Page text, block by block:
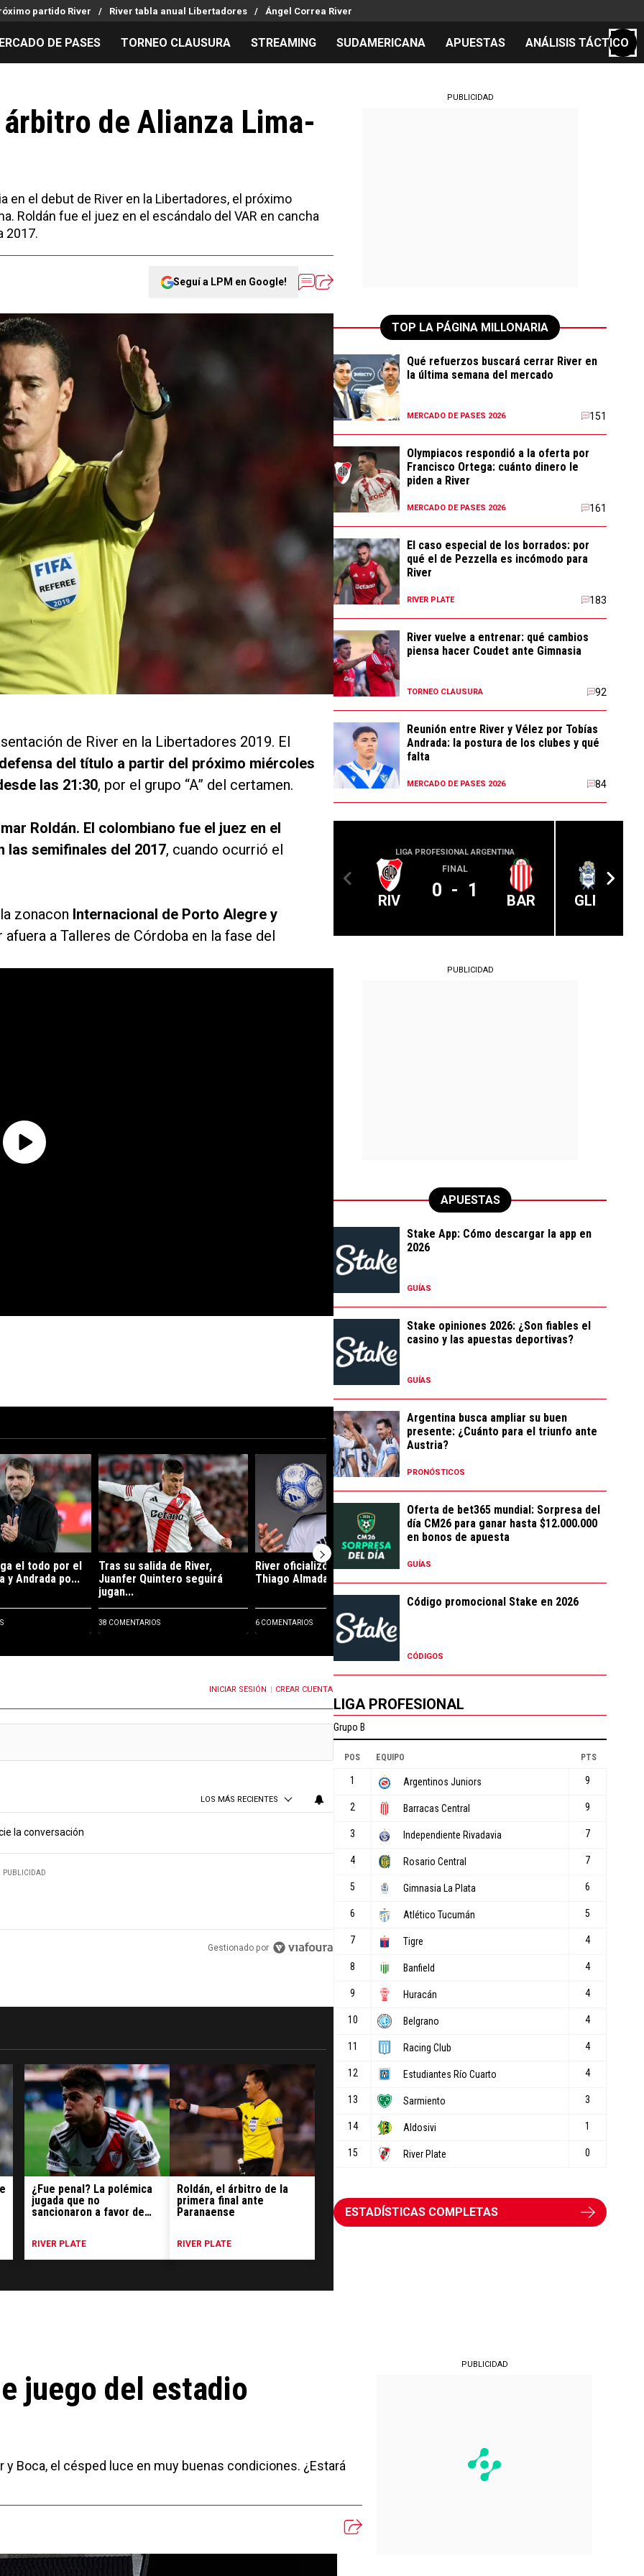
partido River River tabla anual Libertadores Ángel Correa River
Mercado de Pases
Análisis tácticos
Streaming
Entradas
Guías
DE PASES TORNEO CLAUSURA STREAMING SUDAMERICANA APUESTAS ANÁLISIS TÁCTICO
de Alianza Lima-
el debut de River en la Libertadores, el próximo
Roldán fue el juez en el escándalo del VAR en cancha
2017.
Seguí a LPM en Google!
de River en la Libertadores 2019. El
del título a partir del próximo miércoles
las 21:30, por el grupo “A” del certamen.
Roldán. El colombiano fue el juez en el
las semifinales del 2017, cuando ocurrió el
zonacon Internacional de Porto Alegre y
a Talleres de Córdoba en la fase del
tendencia con el título "River se juega el todo por el todo: Ortega y Andrada podrían debutar ante Tigre" con 51 comentarios.
el todo por el
y Andrada po...
Un artículo de tendencia con el título "Tras su salida de River, Juanfer Quintero seguirá jugando en Sudamérica: el club
Tras su salida de River,
Juanfer Quintero seguirá
jugan...
38 COMENTARIOS
Un artículo de tendencia con el título "River oficializó la llegada de Thiago Almada:
River oficializó la llegada de
Thiago Almada: los detal...
6 COMENTARIOS
Es oficial: Facundo Colidio se
CUANDO SE PUBLIQUEN NUEVOS COMENTARIOSINICIAR SESIÓN CREAR CUENTA
LOS MÁS RECIENTES
la conversación
PUBLICIDAD
Gestionado por
¿Fue penal? La polémica
jugada que no
sancionaron a favor de
RIVER PLATE
Roldán, el árbitro de la
primera final ante
Paranaense
RIVER PLATE
PUBLICIDAD
TOP LA PÁGINA MILLONARIA
Qué refuerzos buscará cerrar River en
la última semana del mercado
MERCADO DE PASES 2026 151
Olympiacos respondió a la oferta por
Francisco Ortega: cuánto dinero le
piden a River
MERCADO DE PASES 2026 161
El caso especial de los borrados: por
qué el de Pezzella es incómodo para
River
RIVER PLATE 183
River vuelve a entrenar: qué cambios
piensa hacer Coudet ante Gimnasia
TORNEO CLAUSURA 92
Reunión entre River y Vélez por Tobías
Andrada: la postura de los clubes y qué
falta
MERCADO DE PASES 2026 84
LIGA PROFESIONAL ARGENTINA
RIV
FINAL
0 - 1 BAR GLP
PUBLICIDAD
APUESTAS
Stake App: Cómo descargar la app en
2026
GUÍAS
Stake opiniones 2026: ¿Son fiables el
casino y las apuestas deportivas?
GUÍAS
Argentina busca ampliar su buen
presente: ¿Cuánto para el triunfo ante
Austria?
PRONÓSTICOS
Oferta de bet365 mundial: Sorpresa del
día CM26 para ganar hasta $12.000.000
en bonos de apuesta
GUÍAS
Código promocional Stake en 2026
CÓDIGOS
LIGA PROFESIONAL
ESTADÍSTICAS COMPLETAS
juego del estadio
y Boca, el césped luce en muy buenas condiciones. ¿Estará
PUBLICIDAD